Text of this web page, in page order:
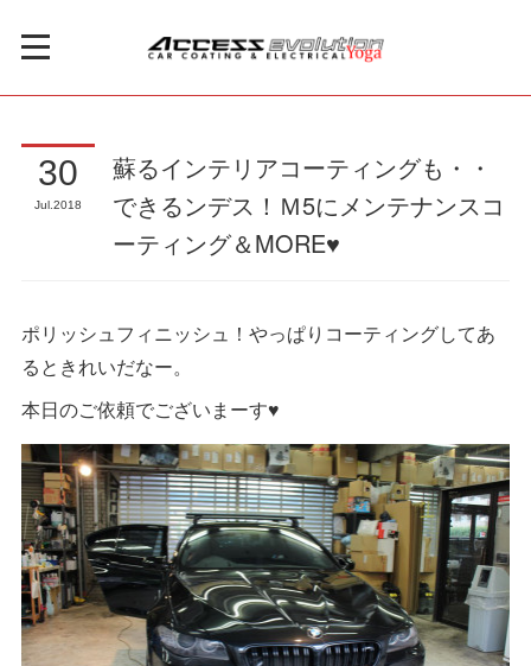
30
Jul 2018
蘇るインテリアコーティングも・・
できるンデス！Ｍ5にメンテナンスコ
ーティング＆MORE♥
ポリッシュフィニッシュ！やっぱりコーティングしてあ
るときれいだなー。
本日のご依頼でございまーす♥